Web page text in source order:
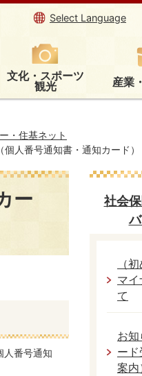
Select Language
文化・スポーツ
観光 産業
・住基ネット
人番号通知書・通知カード）
ー
人番号通知
社会
（
マ
て
お
ー
案内